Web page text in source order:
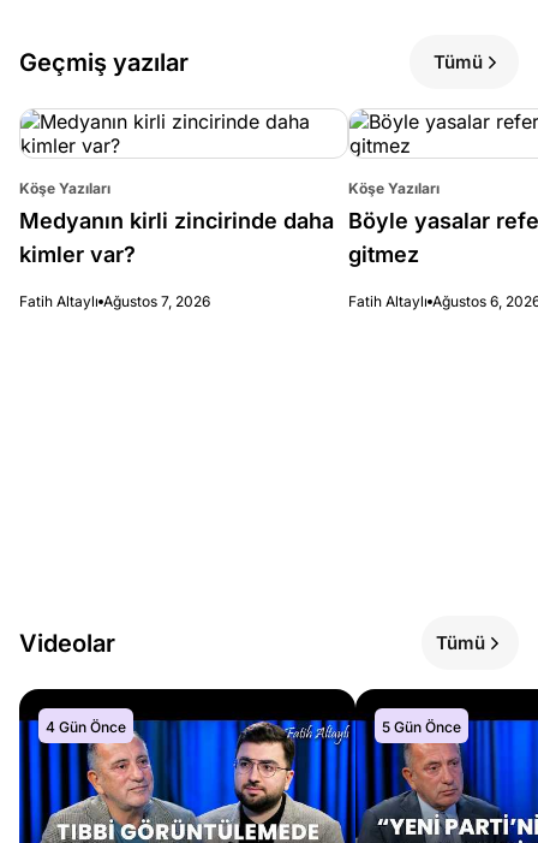
Geçmiş yazılar Tümü
Köşe Yazıları
Medyanın kirli zincirinde daha
kimler var?
Fatih Altaylı Ağustos 7, 2026
Köşe Yazıları
Böyle yasalar
gitmez
Fatih Altaylı Ağustos 6,
Videolar Tümü
4 Gün Önce 5 Gün Önce